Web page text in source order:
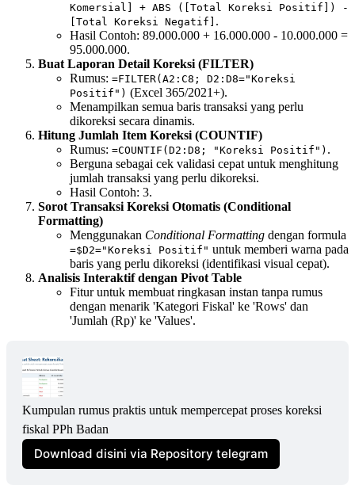
Komersial] + ABS ([Total Koreksi Positif]) -
[Total Koreksi Negatif] .
Hasil Contoh: 89.000.000 + 16.000.000 - 10.000.000 =
95.000.000.
Buat Laporan Detail Koreksi (FILTER)
Rumus: =FILTER(A2:C8; D2:D8="Koreksi
Positif") (Excel 365/2021+).
Menampilkan semua baris transaksi yang perlu
dikoreksi secara dinamis.
Hitung Jumlah Item Koreksi (COUNTIF)
Rumus: =COUNTIF(D2:D8; "Koreksi Positif") .
Berguna sebagai cek validasi cepat untuk menghitung
jumlah transaksi yang perlu dikoreksi.
Hasil Contoh: 3.
Sorot Transaksi Koreksi Otomatis (Conditional
Formatting)
Menggunakan Conditional Formatting dengan formula
=$D2="Koreksi Positif" untuk memberi warna pada
baris yang perlu dikoreksi (identifikasi visual cepat).
Analisis Interaktif dengan Pivot Table
Fitur untuk membuat ringkasan instan tanpa rumus
dengan menarik 'Kategori Fiskal' ke 'Rows' dan
'Jumlah (Rp)' ke 'Values'.
Kumpulan rumus praktis untuk mempercepat proses koreksi
fiskal PPh Badan
Download disini via Repository telegram